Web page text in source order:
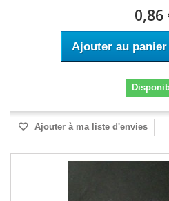
0,86
Ajouter au panier
Ajouter à ma liste d'envies